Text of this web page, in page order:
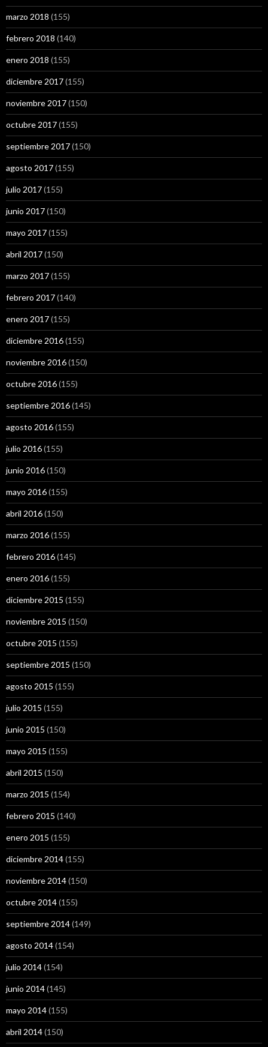
marzo 2018 (155)
febrero 2018 (140)
enero 2018 (155)
diciembre 2017(155)
noviembre 2017(150)
octubre 2017(155)
septiembre 2017(150)
agosto 2017(155)
julio 2017(155)
junio 2017(150)
mayo 2017(155)
abril 2017(150)
marzo 2017(155)
febrero 2017(140)
enero 2017(155)
diciembre 2016(155)
noviembre 2016(150)
octubre 2016(155)
septiembre 2016(145)
agosto 2016(155)
julio 2016(155)
junio 2016(150)
mayo 2016(155)
abril 2016(150)
marzo 2016(155)
febrero 2016(145)
enero 2016(155)
diciembre 2015 (155)
noviembre 2015 (150)
octubre 2015 (155)
septiembre 2015 (150)
agosto 2015 (155)
julio 2015 (155)
junio 2015 (150)
mayo 2015 (155)
abril 2015 (150)
marzo 2015 (154)
febrero 2015 (140)
enero 2015 (155)
diciembre 2014(155)
noviembre 2014(150)
octubre 2014(155)
septiembre 2014(149)
agosto 2014(154)
julio 2014(154)
junio 2014(145)
mayo 2014(155)
abril 2014(150)